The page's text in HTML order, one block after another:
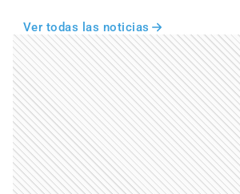
Ver todas las noticias